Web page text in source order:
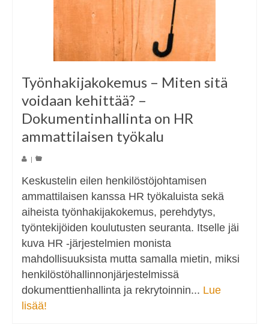
Työnhakijakokemus – Miten sitä
voidaan kehittää? –
Dokumentinhallinta on HR
ammattilaisen työkalu
|
Keskustelin eilen henkilöstöjohtamisen
ammattilaisen kanssa HR työkaluista sekä
aiheista työnhakijakokemus, perehdytys,
työntekijöiden koulutusten seuranta. Itselle jäi
kuva HR -järjestelmien monista
mahdollisuuksista mutta samalla mietin, miksi
henkilöstöhallinnonjärjestelmissä
dokumenttienhallinta ja rekrytoinnin... Lue
lisää!